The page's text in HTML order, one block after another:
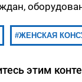
ЖЕНСКАЯ
этим